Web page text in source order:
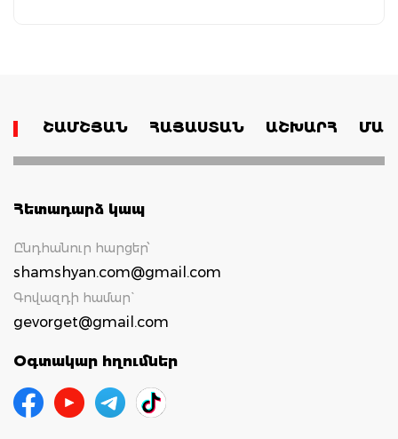
ՇԱՄՇՅԱՆ ՀԱՅԱՍՏԱՆ ԱՇԽԱՐՀ
Հետադարձ կապ
Ընդհանուր հարցեր՝
shamshyan.com@gmail.com
Գովազդի համար`
gevorget@gmail.com
Օգտակար հղումներ